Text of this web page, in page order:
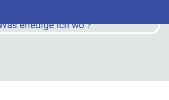
erledige ich wo ?